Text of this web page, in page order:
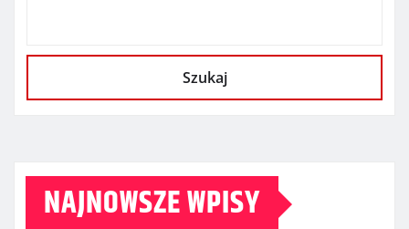
Szukaj
NAJNOWSZE WPISY